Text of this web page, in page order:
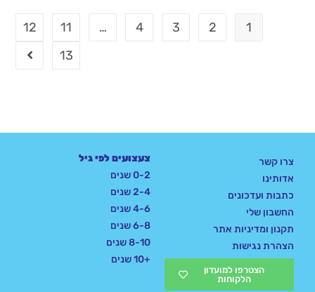
1
2
3
4
…
11
12
13
צרו קשר
אדותינו
כתבות ועדכונים
החשבון שלי
תקנון ומדיניות אתר
הצהרת נגישות
הצטרפו למועדון
הלקוחות
צעצועים לפי גיל
0-2 שנים
2-4 שנים
4-6 שנים
6-8 שנים
8-10 שנים
+10 שנים